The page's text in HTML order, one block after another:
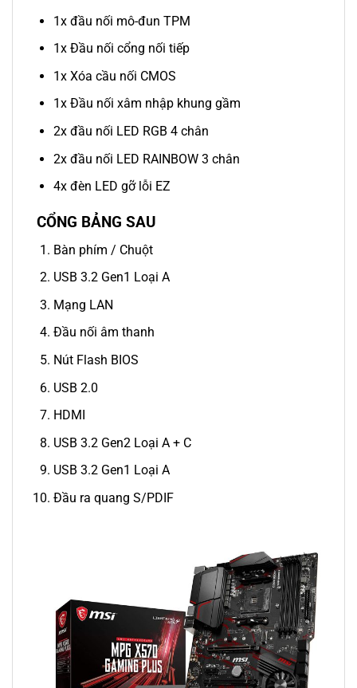
1x đầu nối mô-đun TPM
1x Đầu nối cổng nối tiếp
1x Xóa cầu nối CMOS
1x Đầu nối xâm nhập khung gầm
2x đầu nối LED RGB 4 chân
2x đầu nối LED RAINBOW 3 chân
4x đèn LED gỡ lỗi EZ
CỔNG BẢNG SAU
Bàn phím / Chuột
USB 3.2 Gen1 Loại A
Mạng LAN
Đầu nối âm thanh
Nút Flash BIOS
USB 2.0
HDMI
USB 3.2 Gen2 Loại A + C
USB 3.2 Gen1 Loại A
Đầu ra quang S/PDIF